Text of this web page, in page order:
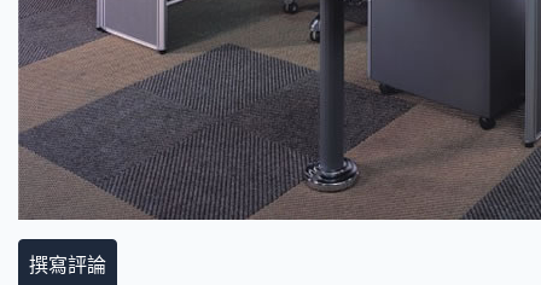
撰寫評論